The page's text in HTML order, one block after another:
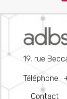
19, rue
Téléphone :
Contact